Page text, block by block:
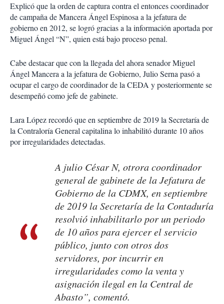
Explicó que la orden de captura contra el entonces coordinador
de campaña de Mancera Ángel Espinosa a la jefatura de
gobierno en 2012, se logró gracias a la información aportada por
Miguel Ángel “N”, quien está bajo proceso penal.
Cabe destacar que con la llegada del ahora senador Miguel
Ángel Mancera a la jefatura de Gobierno, Julio Serna pasó a
ocupar el cargo de coordinador de la CEDA y posteriormente se
desempeñó como jefe de gabinete.
Lara López recordó que en septiembre de 2019 la Secretaría de
la Contraloría General capitalina lo inhabilitó durante 10 años
por irregularidades detectadas.
A julio César N, otrora coordinador
general de gabinete de la Jefatura de
Gobierno de la CDMX, en septiembre
de 2019 la Secretaría de la Contaduría
resolvió inhabilitarlo por un periodo
de 10 años para ejercer el servicio
público, junto con otros dos
servidores, por incurrir en
irregularidades como la venta y
asignación ilegal en la Central de
Abasto”, comentó.